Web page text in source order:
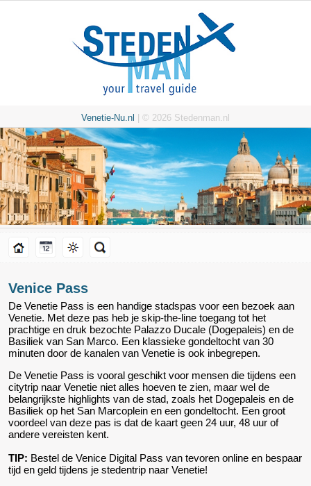
Venetie-Nu.nl | © 2026 Stedenman.nl
Venice Pass
De Venetie Pass is een handige stadspas voor een bezoek aan
Venetie. Met deze pas heb je skip-the-line toegang tot het
prachtige en druk bezochte Palazzo Ducale (Dogepaleis) en de
Basiliek van San Marco. Een klassieke gondeltocht van 30
minuten door de kanalen van Venetie is ook inbegrepen.
De Venetie Pass is vooral geschikt voor mensen die tijdens een
citytrip naar Venetie niet alles hoeven te zien, maar wel de
belangrijkste highlights van de stad, zoals het Dogepaleis en de
Basiliek op het San Marcoplein en een gondeltocht. Een groot
voordeel van deze pas is dat de kaart geen 24 uur, 48 uur of
andere vereisten kent.
TIP: Bestel de Venice Digital Pass van tevoren online en bespaar
tijd en geld tijdens je stedentrip naar Venetie!